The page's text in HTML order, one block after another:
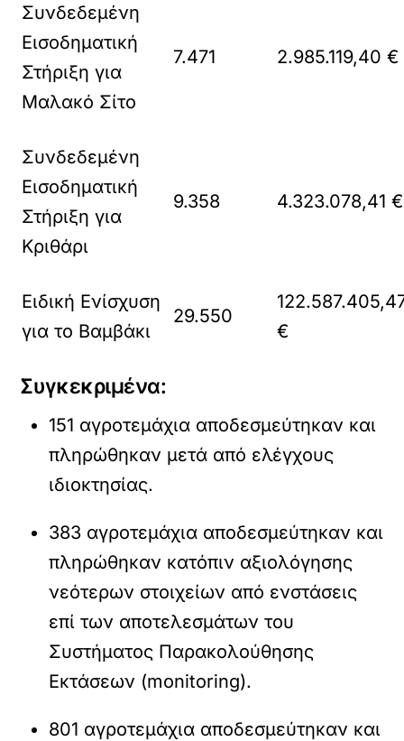
Συνδεδεμένη
Εισοδηματική
Στήριξη για
Μαλακό Σίτο
7.471 2.985.119,40 €
Συνδεδεμένη
Εισοδηματική
Στήριξη για
Κριθάρι
9.358 4.323.078,41 €
Ειδική Ενίσχυση
για το Βαμβάκι
29.550
€
Συγκεκριμένα:
151 αγροτεμάχια αποδεσμεύτηκαν και
πληρώθηκαν μετά από ελέγχους
ιδιοκτησίας.
383 αγροτεμάχια αποδεσμεύτηκαν και
πληρώθηκαν κατόπιν αξιολόγησης
νεότερων στοιχείων από ενστάσεις
επί των αποτελεσμάτων του
Συστήματος Παρακολούθησης
Εκτάσεων (monitoring).
801 αγροτεμάχια αποδεσμεύτηκαν και